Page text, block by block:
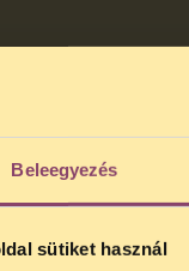
Beleegyezés
sütiket használ
A
fejelt hamus